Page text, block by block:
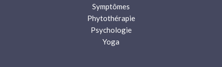
Symptômes
Phytothérapie
Psychologie
Yoga